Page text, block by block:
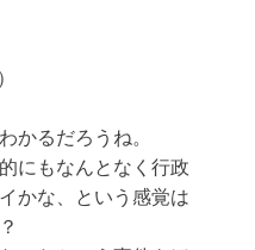
かるだろうね。
にもなんとなく行政
かな、という感覚は